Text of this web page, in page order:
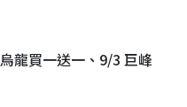
龍買一送一、9/3 巨峰